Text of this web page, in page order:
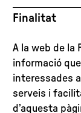
Finalitat
A la web de la
informació
interessades
serveis i
d’aquesta